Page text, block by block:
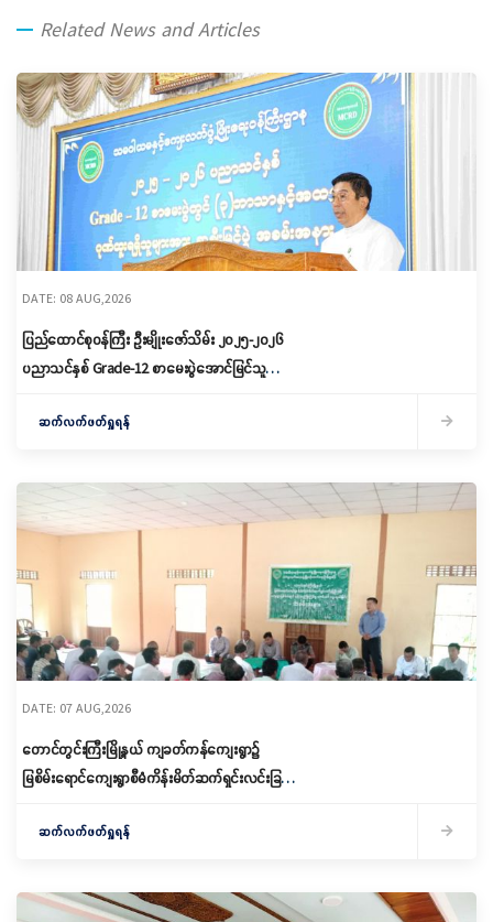
Related News and Articles
DATE: 08 AUG,2026
ပြည်ထောင်စုဝန်ကြီး ဦးမျိုးဇော်သိမ်း ၂၀၂၅-၂၀၂၆
ပညာသင်နှစ် Grade-12 စာမေးပွဲအောင်မြင်သူများ
ဆက်လက်ဖတ်ရှုရန်
DATE: 07 AUG,2026
တောင်တွင်းကြီးမြို့နယ် ကျခတ်ကန်ကျေးရွာ၌
မြစိမ်းရောင်ကျေးရွာစီမံကိန်းမိတ်ဆက်ရှင်းလင်းခြင်း
ဆက်လက်ဖတ်ရှုရန်